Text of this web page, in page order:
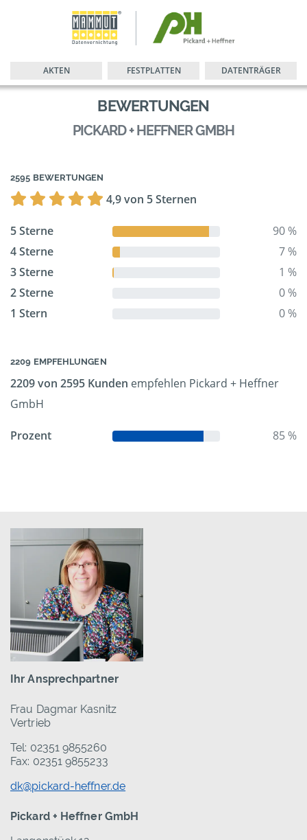
AKTEN FESTPLATTEN DATENTRÄGER
BEWERTUNGEN
PICKARD + HEFFNER GMBH
2595 BEWERTUNGEN
4,9 von 5 Sternen
5 Sterne
90 %
4 Sterne
7 %
3 Sterne
1 %
2 Sterne
0 %
1 Stern
0 %
2209 EMPFEHLUNGEN
2209 von 2595 Kunden empfehlen Pickard + Heffner
GmbH
Prozent 85 %
Ihr Ansprechpartner
Frau Dagmar Kasnitz
Vertrieb
Tel: 02351 9855260
Fax: 02351 9855233
dk@pickard-heffner.de
Pickard + Heffner GmbH